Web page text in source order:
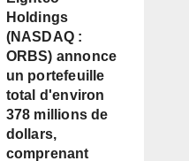
Holdings
(NASDAQ :
ORBS) annonce
un portefeuille
total d'environ
378 millions de
dollars,
comprenant